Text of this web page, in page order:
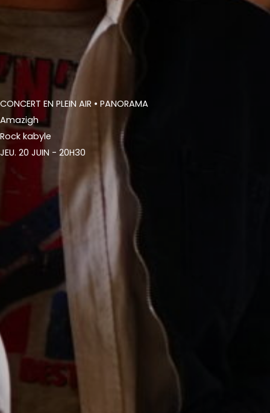
CONCERT EN PLEIN AIR • PANORAMA
Amazigh
Rock kabyle
JEU. 20 JUIN - 20H30